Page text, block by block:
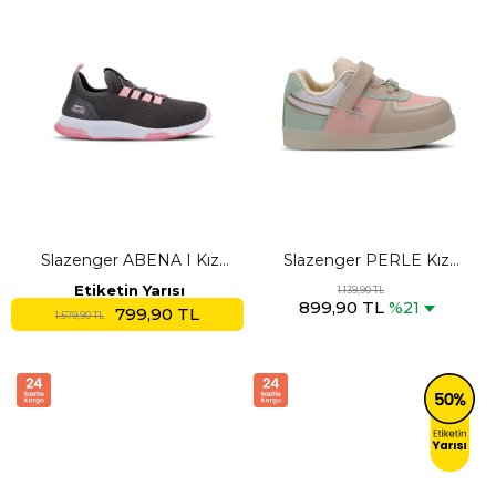
Slazenger ABENA I Kız
Çocuk Koyu Gri / Pembe
Sneaker
Etiketin Yarısı
1.579,90 TL 799,90 TL
Slazenger PERLE Kız
Çocuk Cırt Cırtlı Işıklı Taban
Bej Sneaker
1.139,90 TL
899,90 TL %21